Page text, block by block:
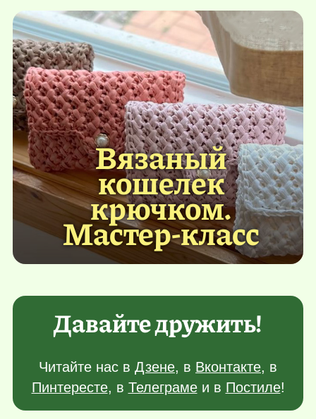
Вязаный
кошелек
крючком.
Мастер-класс
Давайте дружить!
Читайте нас в Дзене, в Вконтакте, в
Пинтересте, в Телеграмеи в Постиле!